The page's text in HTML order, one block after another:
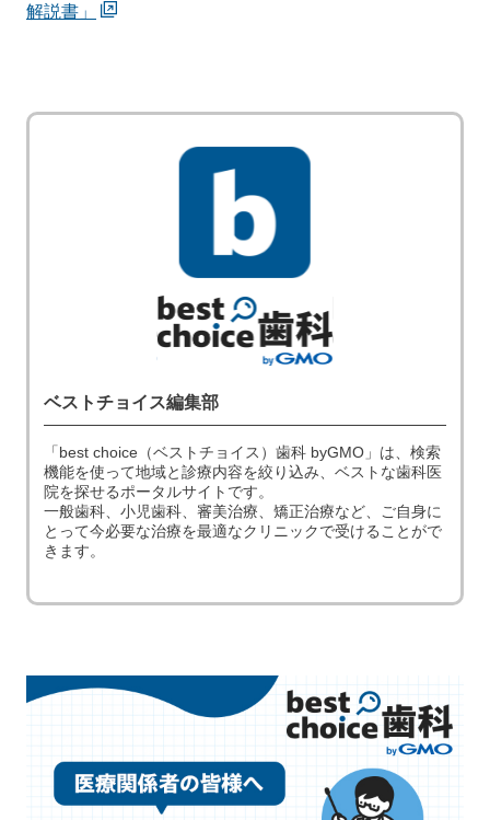
解説書」
ベストチョイス編集部
「best choice（ベストチョイス）歯科 byGMO」は、検索
機能を使って地域と診療内容を絞り込み、ベストな歯科医
院を探せるポータルサイトです。
一般歯科、小児歯科、審美治療、矯正治療など、ご自身に
とって今必要な治療を最適なクリニックで受けることがで
きます。